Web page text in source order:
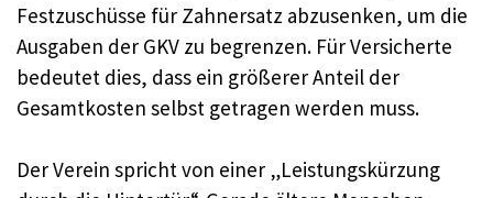
Festzuschüsse für Zahnersatz abzusenken, um die
Ausgaben der GKV zu begrenzen. Für Versicherte
bedeutet dies, dass ein größerer Anteil der
Gesamtkosten selbst getragen werden muss.
Der Verein spricht von einer „Leistungskürzung